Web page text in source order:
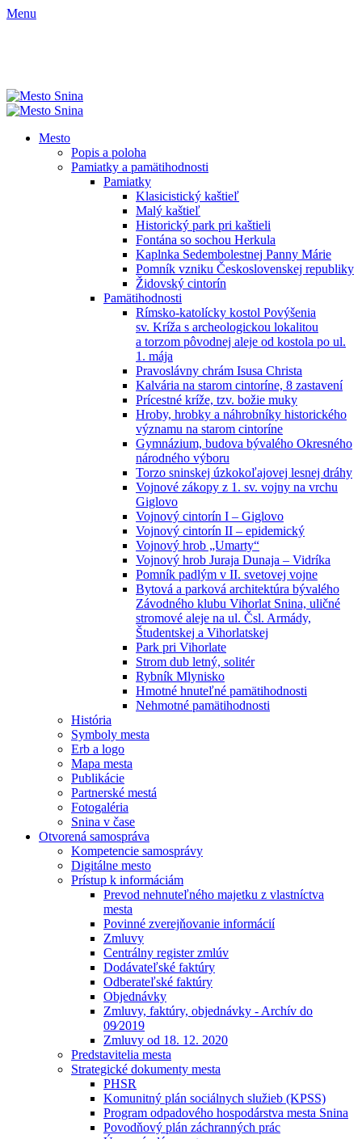
Menu
Mesto
Popis a poloha
Pamiatky a pamätihodnosti
Pamiatky
Klasicistický kaštieľ
Malý kaštieľ
Historický park pri kaštieli
Fontána so sochou Herkula
Kaplnka Sedembolestnej Panny Márie
Pomník vzniku Československej republiky
Židovský cintorín
Pamätihodnosti
Rímsko-katolícky kostol Povýšenia
sv. Kríža s archeologickou lokalitou
a torzom pôvodnej aleje od kostola po ul.
1. mája
Pravoslávny chrám Isusa Christa
Kalvária na starom cintoríne, 8 zastavení
Prícestné kríže, tzv. božie muky
Hroby, hrobky a náhrobníky historického
významu na starom cintoríne
Gymnázium, budova bývalého Okresného
národného výboru
Torzo sninskej úzkokoľajovej lesnej dráhy
Vojnové zákopy z 1. sv. vojny na vrchu
Giglovo
Vojnový cintorín I – Giglovo
Vojnový cintorín II – epidemický
Vojnový hrob „Umarty“
Vojnový hrob Juraja Dunaja – Vidríka
Pomník padlým v II. svetovej vojne
Bytová a parková architektúra bývalého
Závodného klubu Vihorlat Snina, uličné
stromové aleje na ul. Čsl. Armády,
Študentskej a Vihorlatskej
Park pri Vihorlate
Strom dub letný, solitér
Rybník Mlynisko
Hmotné hnuteľné pamätihodnosti
Nehmotné pamätihodnosti
História
Symboly mesta
Erb a logo
Mapa mesta
Publikácie
Partnerské mestá
Fotogaléria
Snina v čase
Otvorená samospráva
Kompetencie samosprávy
Digitálne mesto
Prístup k informáciám
Prevod nehnuteľného majetku z vlastníctva
mesta
Povinné zverejňovanie informácií
Zmluvy
Centrálny register zmlúv
Dodávateľské faktúry
Odberateľské faktúry
Objednávky
Zmluvy, faktúry, objednávky - Archív do
09⁄2019
Zmluvy od 18. 12. 2020
Predstavitelia mesta
Strategické dokumenty mesta
PHSR
Komunitný plán sociálnych služieb (KPSS)
Program odpadového hospodárstva mesta Snina
Povodňový plán záchranných prác